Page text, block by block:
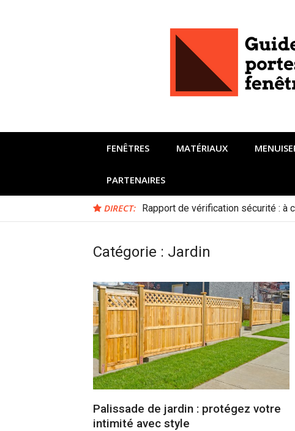
FENÊTRES MATÉRIAUX
PARTENAIRES
DIRECT: Rapport de vérification sécurité : à
Catégorie : Jardin
Palissade de jardin : protégez votre
intimité avec style